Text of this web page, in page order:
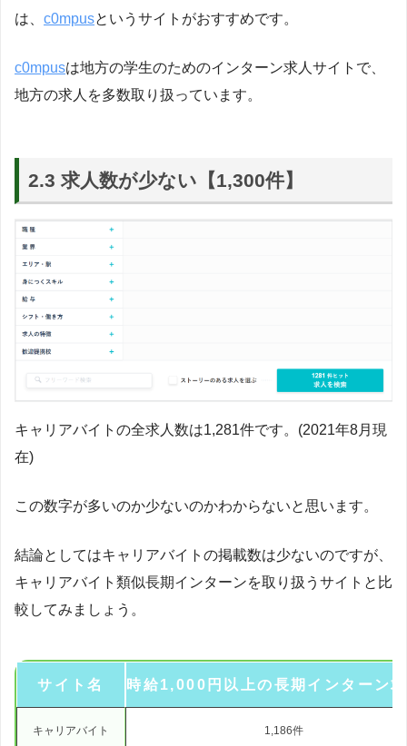
引用元のツイートを見る
は、 c0mpusというサイトがおすすめです。
c0mpusは地方の学生のためのインターン求人サイトで、
地方の求人を多数取り扱っています。
2.3 求人数が少ない【1,300件】
キャリアバイトの全求人数は1,281件です。(2021年8月現
在)
この数字が多いのか少ないのかわからないと思います。
結論としてはキャリアバイトの掲載数は少ないのですが、
キャリアバイト類似長期インターンを取り扱うサイトと比
較してみましょう。
サイト名 時給1,000円以上の長期インターン
キャリアバイト 1,186件